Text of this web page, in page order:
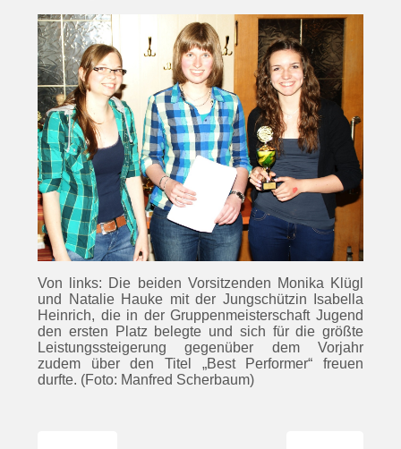
Von links: Die beiden Vorsitzenden Monika Klügl
und Natalie Hauke mit der Jungschützin Isabella
Heinrich, die in der Gruppenmeisterschaft Jugend
den ersten Platz belegte und sich für die größte
Leistungssteigerung gegenüber dem Vorjahr
zudem über den Titel „Best Performer“ freuen
durfte. (Foto: Manfred Scherbaum)